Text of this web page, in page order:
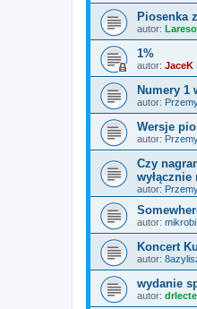
Piosenka
autor:
1%
autor: JaceK
Numery 1
autor:
Wersje
autor:
Czy
autor:
autor: mikrobi
Koncert
autor:
wydanie
autor: